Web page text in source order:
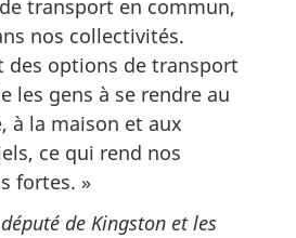
transport en commun,
nos collectivités.
des options de transport
les gens à se rendre au
à la maison et aux
ce qui rend nos
fortes. »
député de Kingston et les